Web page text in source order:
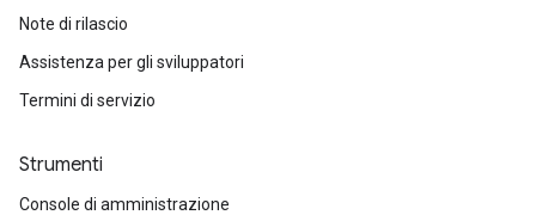
Note di rilascio
Assistenza per gli sviluppatori
Termini di servizio
Strumenti
Console di amministrazione